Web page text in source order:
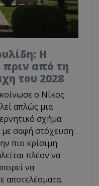
Η
πριν από τη
του 2028
ο Νίκος
απλώς μια
σχήμα.
με σαφή στόχευση:
πιο κρίσιμη
πλέον να
να
αποτελέσματα.